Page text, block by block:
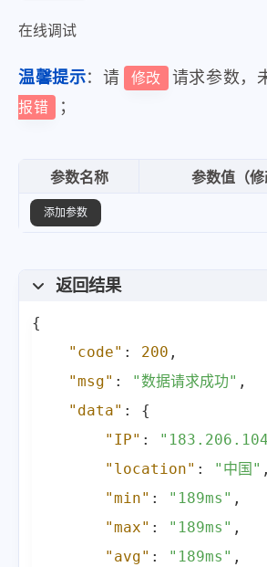
在线调试
温馨提示：请 修改 请求参数，
报错
；
参数名称 参数值（修
添加参数
返回结果
{
"code" : 200 ,
"msg" : "数据请求成功" ,
"data" :
{
"IP" :
"location" : "中国" ,
"min" : "189ms" ,
"max" : "189ms" ,
"avg" : "189ms" ,